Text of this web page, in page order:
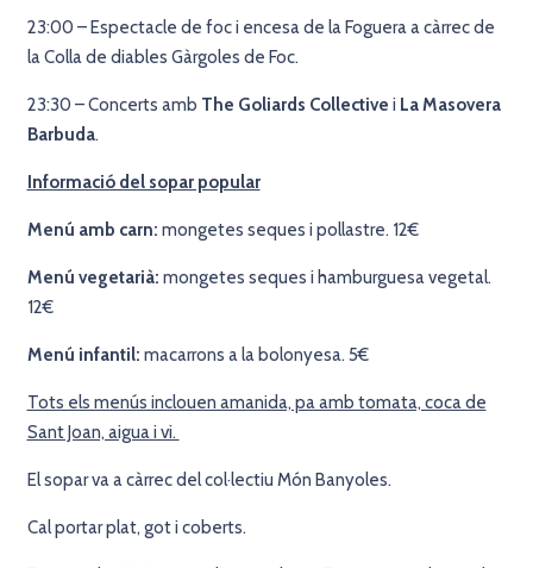
23:00 – Espectacle de foc i encesa de la Foguera a càrrec de
la Colla de diables Gàrgoles de Foc.
23:30 – Concerts amb The Goliards Collective i La Masovera
Barbuda.
Informació del sopar popular
Menú amb carn: mongetes seques i pollastre. 12€
Menú vegetarià: mongetes seques i hamburguesa vegetal.
12€
Menú infantil: macarrons a la bolonyesa. 5€
Tots els menús inclouen amanida, pa amb tomata, coca de
Sant Joan, aigua i vi.
El sopar va a càrrec del col·lectiu Món Banyoles.
Cal portar plat, got i coberts.